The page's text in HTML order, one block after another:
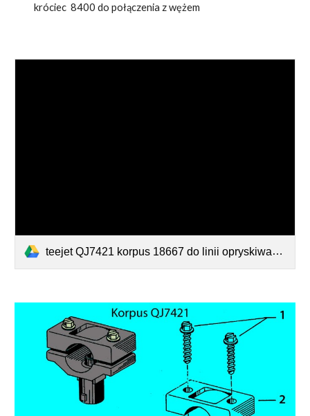
króciec 8400 do połączenia z wężem
teejet QJ7421 korpus 18667 do linii opryskiwania - ciecz w rurach poprawiony rys z wymiarem.pdf